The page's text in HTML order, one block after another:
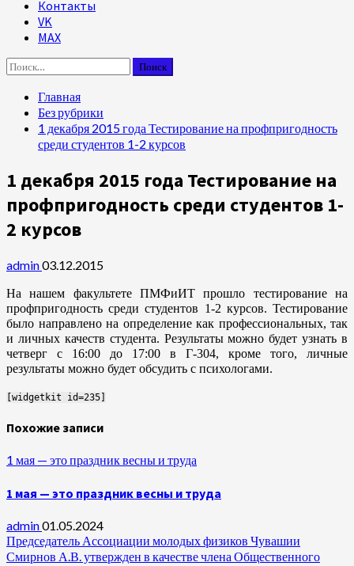
Контакты
VK
MAX
Найти:
Главная
Без рубрики
1 декабря 2015 года Тестирование на профпригодность
среди студентов 1-2 курсов
1 декабря 2015 года Тестирование на
профпригодность среди студентов 1-
2 курсов
admin03.12.2015
На нашем факультете ПМФиИТ прошло тестирование на
профпригодность среди студентов 1-2 курсов. Тестирование
было направлено на определение как профессиональных, так
и личных качеств студента. Результаты можно будет узнать в
четверг с 16:00 до 17:00 в Г-304, кроме того, личные
результаты можно будет обсудить с психологами.
[widgetkit id=235]
Похожие записи
1 мая — это праздник весны и труда
1 мая — это праздник весны и труда
admin01.05.2024
Председатель Ассоциации молодых физиков Чувашии
Смирнов А.В. утвержден в качестве члена Общественного